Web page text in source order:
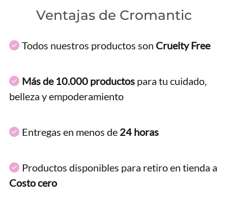
Ventajas de Cromantic
Todos nuestros productos son Cruelty Free
Más de 10.000 productos para tu cuidado,
belleza y empoderamiento
Entregas en menos de 24 horas
Productos disponibles para retiro en tienda a
Costo cero